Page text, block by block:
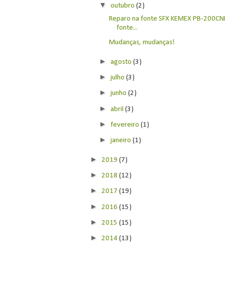
▼outubro(2)
Reparo na fonte SFX KEMEX PB-
fonte...
Mudanças, mudanças!
►agosto(3)
►julho(3)
►junho(2)
►abril(3)
►fevereiro(1)
►janeiro(1)
► 2019(7)
► 2018(12)
► 2017(19)
► 2016(15)
► 2015(15)
► 2014(13)